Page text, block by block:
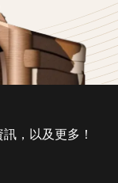
，以及更多！